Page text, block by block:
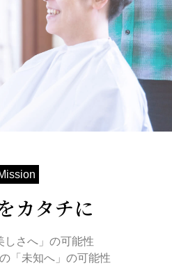
カタチに
しさへ」の可能性
「未知へ」の可能性